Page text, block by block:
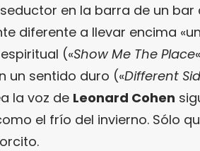
en la barra de un
diferente a llevar encima
(«Show Me The Place
un sentido duro («Different
la voz de Leonard Cohen
el frío del invierno. Sólo